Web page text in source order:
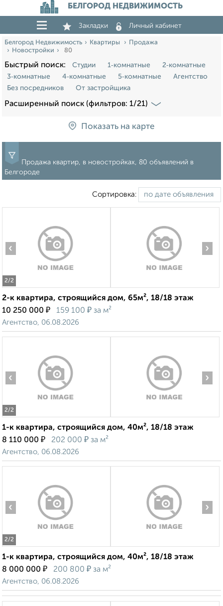
БЕЛГОРОД НЕДВИЖИМОСТЬ
Закладки Личный кабинет
Белгород Недвижимость Квартиры
Продажа
Новостройки
80
Быстрый поиск: Студии 1‑комнатные
2‑комнатные
3‑комнатные
4‑комнатные 5‑комнатные
Агентство
Без посредников
От застройщика
Расширенный поиск (фильтров: 1/21)
Показать на карте
Продажа квартир, в новостройках, 80 объявлений в
Белгороде
Сортировка:
2/2
‹ ›
2-к квартира, строящийся дом, 65м², 18/18 этаж
10 250 000 ₽ 159 100 ₽ за м²
Агентство, 06.08.2026
2/2
‹ ›
1-к квартира, строящийся дом, 40м², 18/18 этаж
8 110 000 ₽ 202 000 ₽ за м²
Агентство, 06.08.2026
2/2
‹ ›
1-к квартира, строящийся дом, 40м², 18/18 этаж
8 000 000 ₽ 200 800 ₽ за м²
Агентство, 06.08.2026